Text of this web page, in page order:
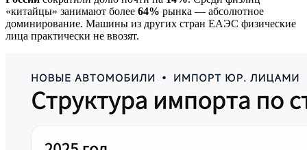
«китайцы» занимают более 64% рынка — абсолютное
доминирование. Машины из других стран ЕАЭС физические
лица практически не ввозят.